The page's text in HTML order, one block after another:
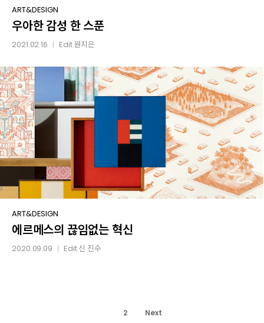
우아한
감성
한
ART&DESIGN
우아한 감성 한 스푼
2021.02.16 Edit원지은
에르메스의
끊임없는
혁신
ART&DESIGN
에르메스의 끊임없는 혁신
2020.09.09 Edit신 진수
2 Next